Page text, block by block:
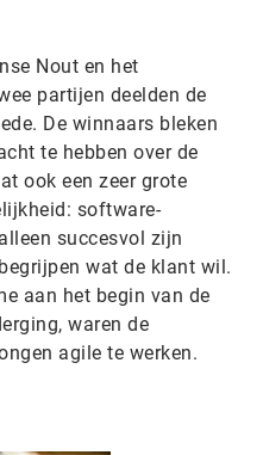
Nout en het
partijen deelden de
De winnaars bleken
te hebben over de
ook een zeer grote
software-
succesvol zijn
wat de klant wil.
aan het begin van de
waren de
agile te werken.